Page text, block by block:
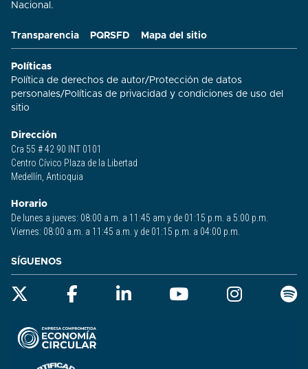
Transparencia PQRSFD Mapa del sitio
Políticas
Política de derechos de autor/ Protección de datos
personales/ Políticas de privacidad y condiciones de uso del
sitio​
Dirección
Cra 55 # 42 90 INT 0101
Centro Cívico Plaza de la Libertad
Medellín, Antioquia
Horario
De lunes a jueves: 08:00 a.m. a 11:45 am y de 01:15 p.m. a 5:00 p.m.
Viernes: 08:00 a.m. a 11:45 a.m. y de 01:15 p.m. a 04:00 p.m.
Nacional.
SÍGUENOS